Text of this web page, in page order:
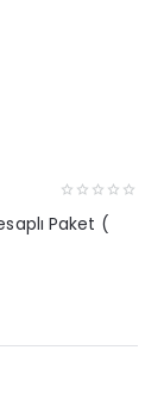
Paket (